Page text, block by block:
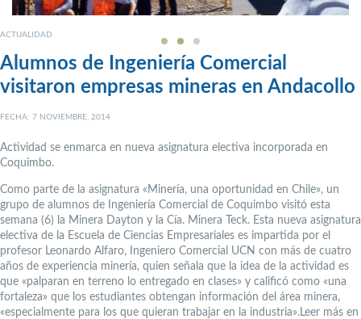
ACTUALIDAD
Alumnos de Ingeniería Comercial
visitaron empresas mineras en Andacollo
FECHA: 7 NOVIEMBRE, 2014
Actividad se enmarca en nueva asignatura electiva incorporada en
Coquimbo.
Como parte de la asignatura «Minería, una oportunidad en Chile», un
grupo de alumnos de Ingeniería Comercial de Coquimbo visitó esta
semana (6) la Minera Dayton y la Cía. Minera Teck. Esta nueva asignatura
electiva de la Escuela de Ciencias Empresariales es impartida por el
profesor Leonardo Alfaro, Ingeniero Comercial UCN con más de cuatro
años de experiencia minería, quien señala que la idea de la actividad es
que «palparan en terreno lo entregado en clases» y calificó como «una
fortaleza» que los estudiantes obtengan información del área minera,
«especialmente para los que quieran trabajar en la industria».Leer más en